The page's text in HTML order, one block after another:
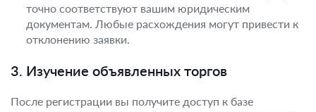
точно соответствуют вашим юридическим
документам. Любые расхождения могут привести к
отклонению заявки.
3. Изучение объявленных торгов
После регистрации вы получите доступ к базе